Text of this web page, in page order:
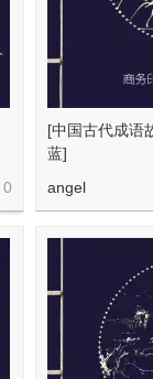
0
[中国古代成语
蓝]
angel